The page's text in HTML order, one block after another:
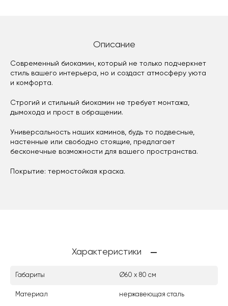
Описание
Современный биокамин, который не только подчеркнет
стиль вашего интерьера, но и создаст атмосферу уюта
и комфорта.
Строгий и стильный биокамин не требует монтажа,
дымохода и прост в обращении.
Универсальность наших каминов, будь то подвесные,
настенные или свободно стоящие, предлагает
бесконечные возможности для вашего пространства.
Покрытие: термостойкая краска.
Характеристики
Габариты Ø60 х 80 см
Материал нержавеющая сталь